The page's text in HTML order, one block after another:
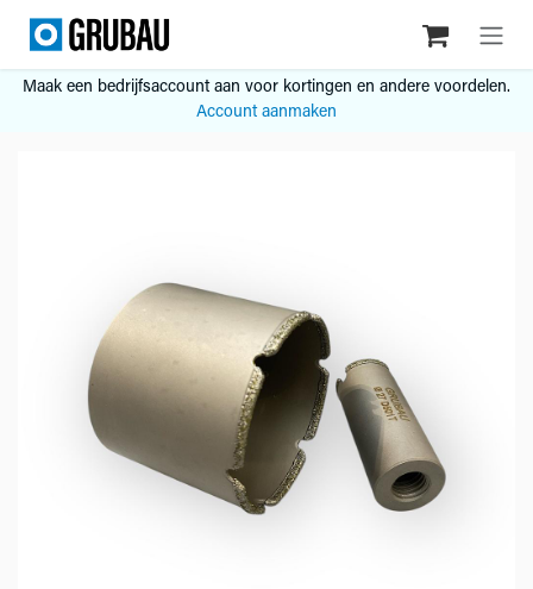
Overslaan naar inhoud
Maak een bedrijfsaccount aan voor kortingen en andere voordelen.
Account aanmaken